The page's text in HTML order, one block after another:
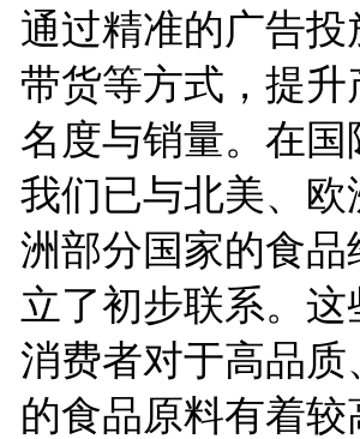
通过精准的广告投
带货等方式，提升
名度与销量。在国
我们已与北美、欧
洲部分国家的食品
立了初步联系。这
消费者对于高品质
的食品原料有着较